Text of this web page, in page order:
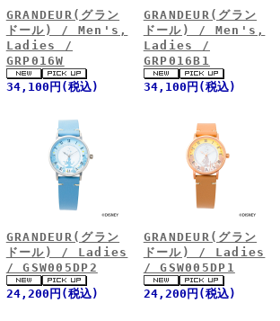
GRANDEUR(グラン
ドール) / Men's,
Ladies /
GRP016W
34,100円(税込)
GRANDEUR(グラン
ドール) / Men's,
Ladies /
GRP016B1
34,100円(税込)
GRANDEUR(グラン
ドール) / Ladies
/ GSW005DP2
24,200円(税込)
GRANDEUR(グラン
ドール) / Ladies
/ GSW005DP1
24,200円(税込)